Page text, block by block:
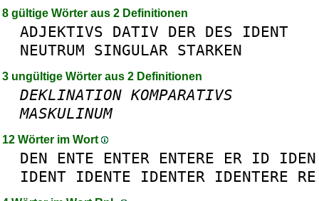
8 gültige Wörter aus 2 Definitionen
ADJEKTIVS DATIV DER DES
IDENT
NEUTRUM SINGULAR STARKEN
3 ungültige Wörter aus 2 Definitionen
DEKLINATION KOMPARATIVS
MASKULINUM
12 Wörter im Wort
DEN ENTE ENTER ENTERE ER ID
IDEN
IDENT IDENTE IDENTER IDENTERE RE